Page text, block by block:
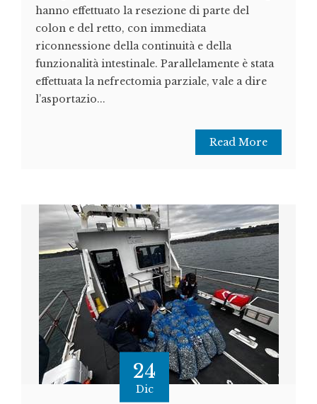
hanno effettuato la resezione di parte del
colon e del retto, con immediata
riconnessione della continuità e della
funzionalità intestinale. Parallelamente è stata
effettuata la nefrectomia parziale, vale a dire
l’asportazio...
Read More
24
Dic